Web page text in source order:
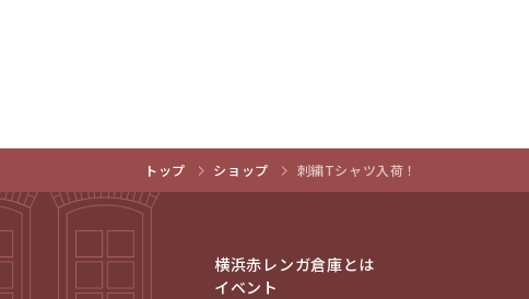
トップ ショップ 刺繍Tシャツ入荷！
横浜赤レンガ倉庫とは
イベント